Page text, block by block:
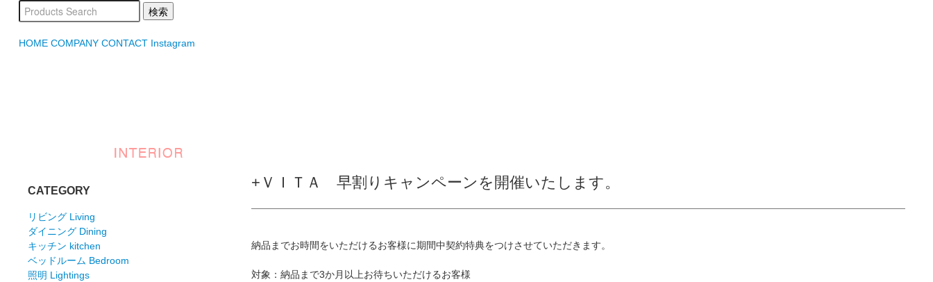
HOME COMPANY CONTACT Instagram
+ＶＩＴＡ 早割りキャンペーンを開催いたします。
納品までお時間をいただけるお客様に期間中契約特典をつけさせていただきます。
対象：納品まで3か月以上お待ちいただけるお客様
CATEGORY
リビング Living
ダイニング Dining
キッチン kitchen
ベッドルーム Bedroom
照明 Lightings